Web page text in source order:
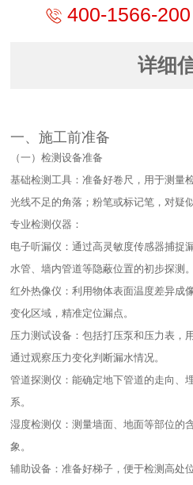
400-1566-200
详细
一、施工前准备​
（一）检测设备准备​
基础检测工具：准备好卷尺，用于测量
光线不足的角落；粉笔或标记笔，对疑
专业检测仪器：​
电子听漏仪：通过高灵敏度传感器捕捉
水管、墙内管道等隐蔽位置的初步探测。​
红外热像仪：利用物体表面温度差异成
变化区域，精准定位漏点。​
压力测试设备：包括打压泵和压力表，
通过观察压力变化判断漏水情况。​
管道探测仪：能确定地下管道的走向、
系。​
湿度检测仪：测量墙面、地面等部位的
象。​
辅助设备：准备好梯子，便于检测高处